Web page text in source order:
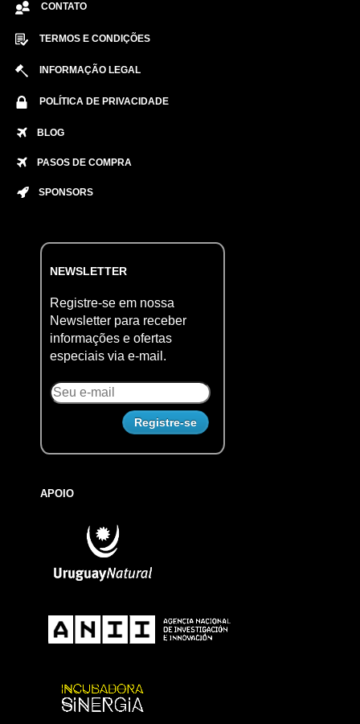
CONTATO
TERMOS E CONDIÇÕES
INFORMAÇÃO LEGAL
POLÍTICA DE PRIVACIDADE
BLOG
PASOS DE COMPRA
SPONSORS
NEWSLETTER
Registre-se em nossa
Newsletter para receber
informações e ofertas
especiais via e-mail.
APOIO